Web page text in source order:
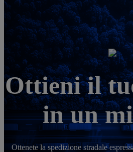
Ottieni il
in un
Ottenete la spedizione stradale